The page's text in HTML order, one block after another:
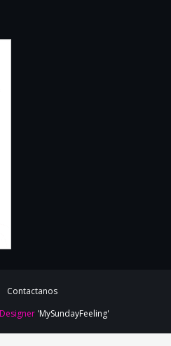
Contactanos
'MySundayFeeling'